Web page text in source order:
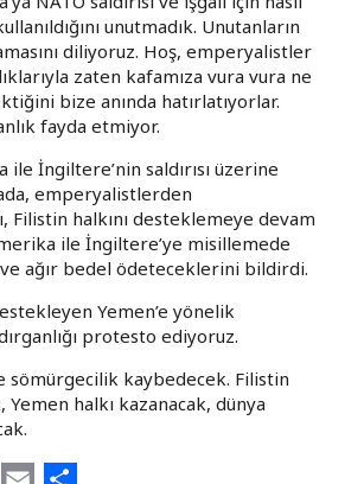
unutmadık. Unutanların
diliyoruz. Hoş, emperyalistler
zaten kafamıza vura vura ne
bize anında hatırlatıyorlar.
fayda etmiyor.
ile İngiltere’nin saldırısı üzerine
emperyalistlerden
Filistin halkını desteklemeye devam
ile İngiltere’ye misillemede
ve ağır bedel ödeteceklerini bildirdi.
Yemen’e yönelik
protesto ediyoruz.
sömürgecilik kaybedecek. Filistin
Yemen halkı kazanacak, dünya
PocketEmail